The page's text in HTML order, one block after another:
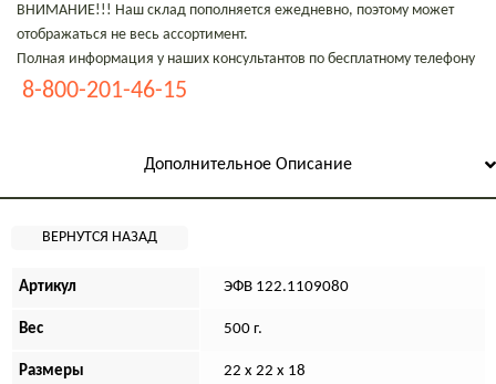
ВНИМАНИЕ!!! Наш склад пополняется ежедневно, поэтому может
отображаться не весь ассортимент.
Полная информация у наших консультантов по бесплатному телефону
8-800-201-46-15
Дополнительное Описание
Артикул ЭФВ 122.1109080
Вес 500 г.
Размеры 22 х 22 х 18